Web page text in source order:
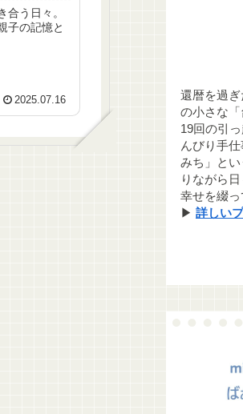
う日々。
子の記憶と
2025.07.16
還暦を過
の小さな「
19回の引
んびり手
みち」と
りながら
幸せを綴っ
▶ 詳しい